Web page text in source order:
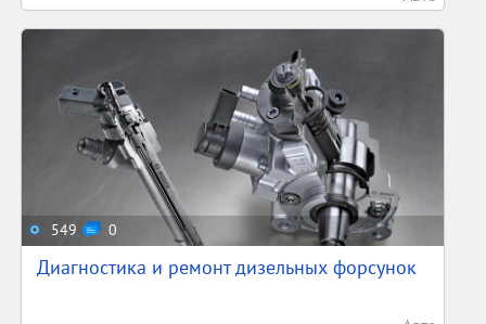
549 0
Диагностика и ремонт дизельных форсунок